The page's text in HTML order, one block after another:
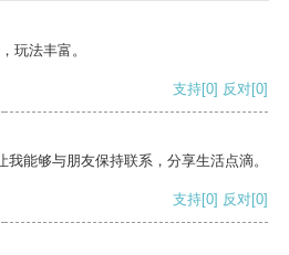
玩法丰富。
支持[0] 反对[0]
能够与朋友保持联系，分享生活点滴。
支持[0] 反对[0]